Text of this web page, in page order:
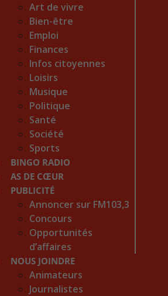
Art de vivre
Bien-être
Emploi
Finances
Infos citoyennes
Loisirs
Musique
Politique
Santé
Société
Sports
BINGO RADIO
AS DE CŒUR
PUBLICITÉ
Annoncer sur FM103,3
Concours
Opportunités
d’affaires
NOUS JOINDRE
Animateurs
Journalistes